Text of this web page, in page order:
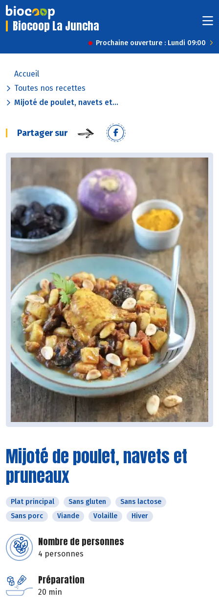
Biocoop La Juncha
Prochaine ouverture : Lundi 09:00
Accueil
Toutes nos recettes
Mijoté de poulet, navets et...
Partager sur
Mijoté de poulet, navets et
pruneaux
Plat principal Sans gluten
Sans lactose
Sans porc
Viande Volaille Hiver
Nombre de personnes
4 personnes
Préparation
20 min